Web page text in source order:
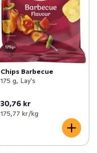
Chips Barbecue
175 g, Lay's
30,76 kr
175,77 kr /kg